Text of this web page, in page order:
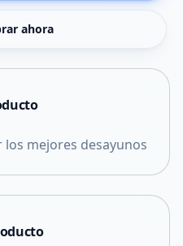
ahora
mejores desayunos